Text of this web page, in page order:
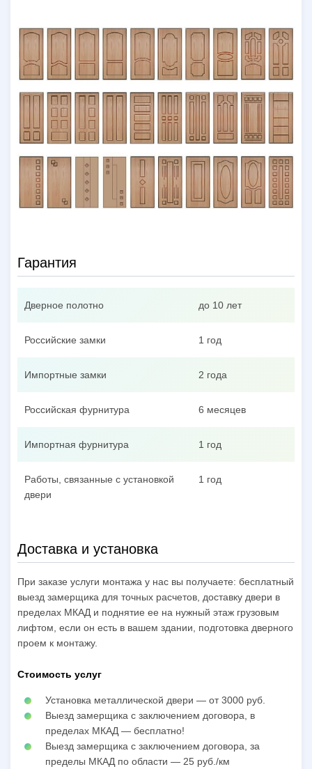
Гарантия
Дверное полотно до 10 лет
Российские замки 1 год
Импортные замки 2 года
Российская фурнитура 6 месяцев
Импортная фурнитура 1 год
Работы, связанные с установкой
двери
1 год
Доставка и установка
При заказе услуги монтажа у нас вы получаете: бесплатный
выезд замерщика для точных расчетов, доставку двери в
пределах МКАД и поднятие ее на нужный этаж грузовым
лифтом, если он есть в вашем здании, подготовка дверного
проем к монтажу.
Стоимость услуг
Установка металлической двери — от 3000 руб.
Выезд замерщика с заключением договора, в
пределах МКАД — бесплатно!
Выезд замерщика с заключением договора, за
пределы МКАД по области — 25 руб./км